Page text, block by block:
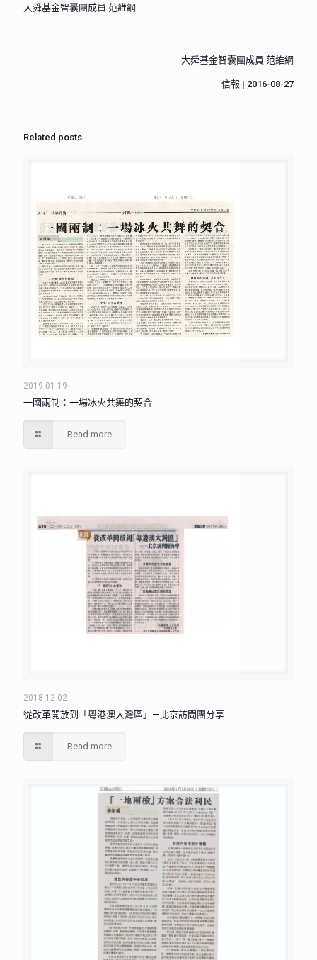
大舜基金智囊團成員 范維綱
大舜基金智囊團成員 范維綱
信報 | 2016-08-27
Related posts
2019-01-19
一國兩制：一場冰火共舞的契合
Read more
2018-12-02
從改革開放到「粵港澳大灣區」—北京訪問團分享
Read more